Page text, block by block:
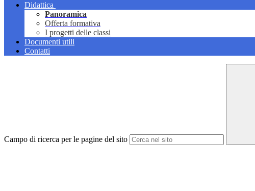
Didattica
Panoramica
Offerta formativa
I progetti delle classi
Documenti utili
Contatti
Campo di ricerca per le pagine del sito